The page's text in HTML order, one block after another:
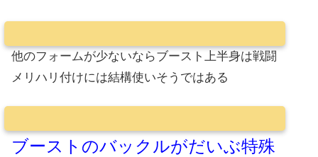
他のフォームが少ないならブースト上半身は戦闘
メリハリ付けには結構使いそうではある
ブーストのバックルがだいぶ特殊